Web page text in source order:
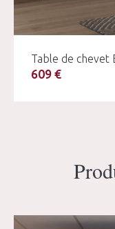
Table de chevet
609 €